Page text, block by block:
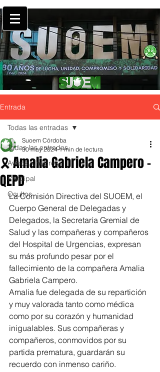
Entrada
Todas las entradas
Avisos fúnebres
Principal
Ocultos
Todas las entradas
🎗 Amalia Gabriela Campero -
QEPD
Suoem Córdoba
30 may 2024 1 min de lectura
La Comisión Directiva del SUOEM, el
Cuerpo General de Delegadas y
Delegados, la Secretaría Gremial de
Salud y las compañeras y compañeros
del Hospital de Urgencias, expresan
su más profundo pesar por el
fallecimiento de la compañera Amalia
Gabriela Campero.
Amalia fue delegada de su repartición
y muy valorada tanto como médica
como por su corazón y humanidad
inigualables. Sus compañeras y
compañeros, conmovidos por su
partida prematura, guardarán su
recuerdo con inmenso cariño.